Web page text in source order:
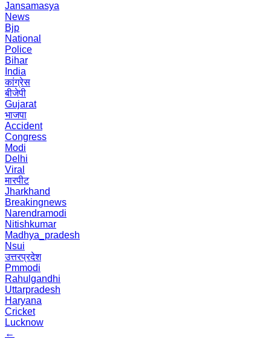
Jansamasya
News
Bjp
National
Police
Bihar
India
कांग्रेस
बीजेपी
Gujarat
भाजपा
Accident
Congress
Modi
Delhi
Viral
मारपीट
Jharkhand
Breakingnews
Narendramodi
Nitishkumar
Madhya_pradesh
Nsui
उत्तरप्रदेश
Pmmodi
Rahulgandhi
Uttarpradesh
Haryana
Cricket
Lucknow
←